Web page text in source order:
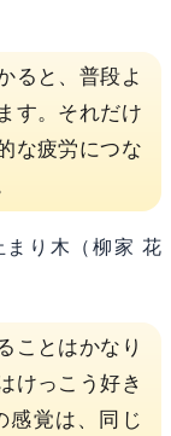
ると、普段よ
す。それだけ
な疲労につな
り木（柳家 花
ことはかなり
けっこう好き
感覚は、同じ